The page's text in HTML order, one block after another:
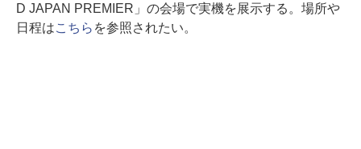
D JAPAN PREMIER」の会場で実機を展示する。場所や
日程はこちら を参照されたい。